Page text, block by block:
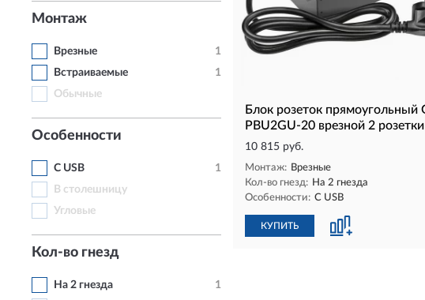
Монтаж
Врезные
1
Встраиваемые
1
Обычные
Особенности
С USB
1
В столешницу
Угловые
Кол-во гнезд
На 2 гнезда
1
Блок розеток прямоугольный
PBU2GU-20 врезной 2 розетки
10 815 руб.
Монтаж: Врезные
Кол-во гнезд: На 2 гнезда
Особенности: С USB
КУПИТЬ